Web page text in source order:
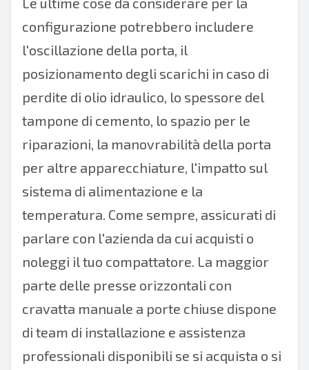
configurazione potrebbero includere
l'oscillazione della porta, il
posizionamento degli scarichi in caso di
perdite di olio idraulico, lo spessore del
tampone di cemento, lo spazio per le
riparazioni, la manovrabilità della porta
per altre apparecchiature, l'impatto sul
sistema di alimentazione e la
temperatura. Come sempre, assicurati di
parlare con l'azienda da cui acquisti o
noleggi il tuo compattatore. La maggior
parte delle presse orizzontali con
cravatta manuale a porte chiuse dispone
di team di installazione e assistenza
professionali disponibili se si acquista o si